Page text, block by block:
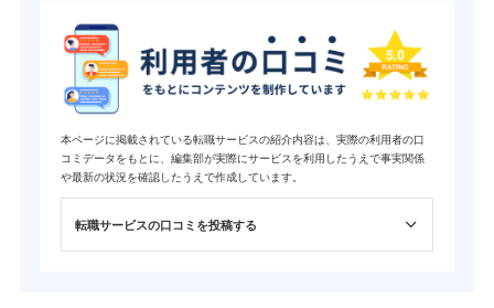
本ページに掲載されている転職サービスの紹介内容は、実際の利用者の口
コミデータをもとに、編集部が実際にサービスを利用したうえで事実関係
や最新の状況を確認したうえで作成しています。
転職サービスの口コミを投稿する